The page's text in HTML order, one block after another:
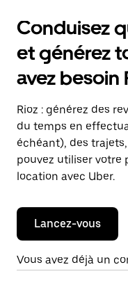
Conduisez
et générez
avez besoin
Rioz : générez des
du temps en
échéant), des
pouvez utiliser votre
location avec Uber.
Lancez-vous
Vous avez déjà un